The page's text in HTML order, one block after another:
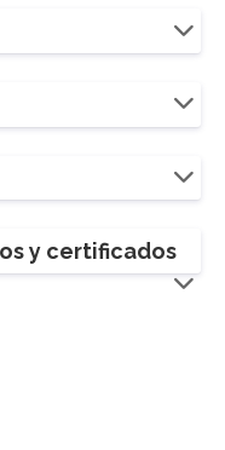
y certificados